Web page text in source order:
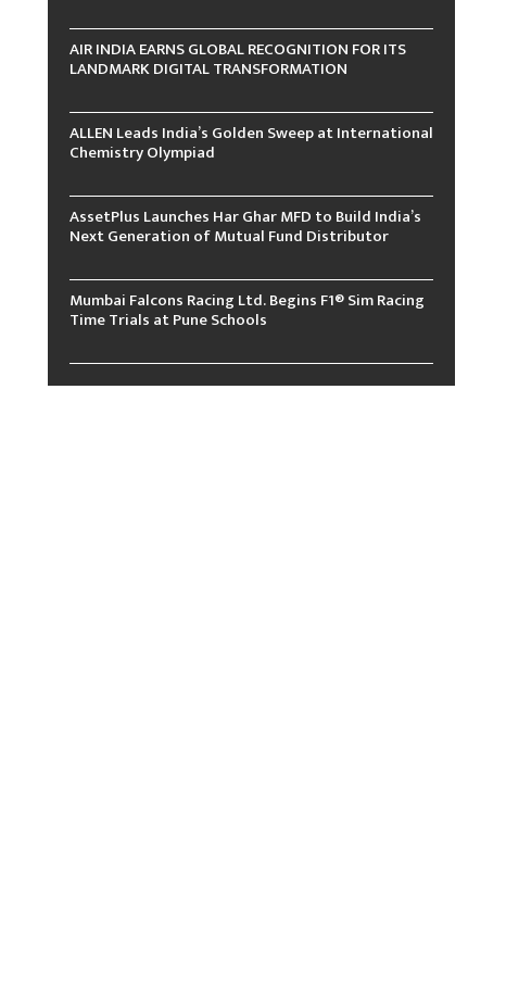
AIR INDIA EARNS GLOBAL RECOGNITION FOR ITS
LANDMARK DIGITAL TRANSFORMATION
ALLEN Leads India’s Golden Sweep at International
Chemistry Olympiad
AssetPlus Launches Har Ghar MFD to Build India’s
Next Generation of Mutual Fund Distributor
Mumbai Falcons Racing Ltd. Begins F1® Sim Racing
Time Trials at Pune Schools